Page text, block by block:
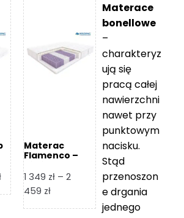
Zakres
cen:
Materac
Flamenco –
1 349 zł – 2
459 złZakres
Materace
bonellowe
–
charakteryz
ują się
pracą całej
nawierzchni
nawet przy
punktowym
nacisku.
Stąd
przenoszon
e drgania
jednego